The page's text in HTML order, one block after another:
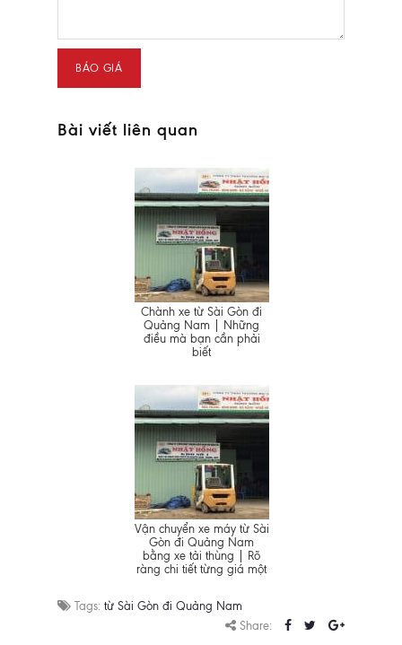
Bài viết liên quan
Chành xe từ Sài Gòn đi
Quảng Nam | Những
điều mà bạn cần phải
biết
Vận chuyển xe máy từ Sài
Gòn đi Quảng Nam
bằng xe tải thùng | Rõ
ràng chi tiết từng giá một
Tags: từ Sài Gòn đi Quảng Nam
Share: